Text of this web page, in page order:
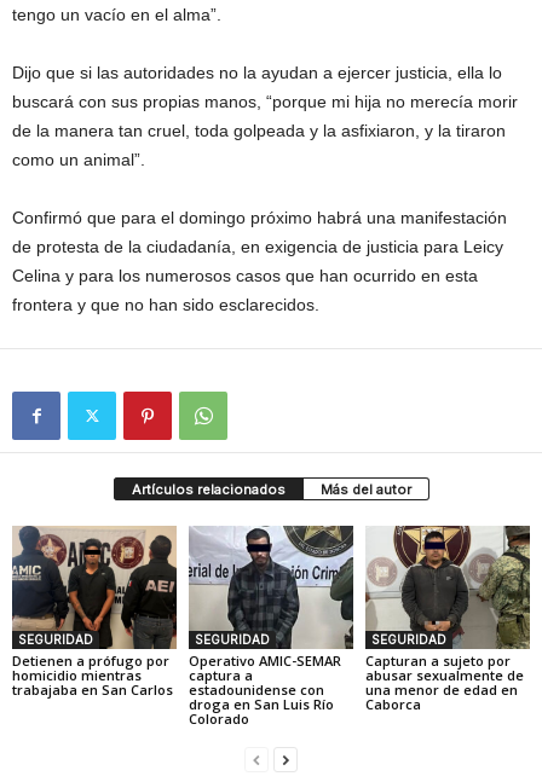
tengo un vacío en el alma”.
Dijo que si las autoridades no la ayudan a ejercer justicia, ella lo
buscará con sus propias manos, “porque mi hija no merecía morir
de la manera tan cruel, toda golpeada y la asfixiaron, y la tiraron
como un animal”.
Confirmó que para el domingo próximo habrá una manifestación
de protesta de la ciudadanía, en exigencia de justicia para Leicy
Celina y para los numerosos casos que han ocurrido en esta
frontera y que no han sido esclarecidos.
Artículos relacionados Más del autor
SEGURIDAD
Detienen a prófugo por
homicidio mientras
trabajaba en San Carlos
SEGURIDAD
Operativo AMIC-SEMAR
captura a
estadounidense con
droga en San Luis Río
Colorado
SEGURIDAD
Capturan a sujeto por
abusar sexualmente de
una menor de edad en
Caborca